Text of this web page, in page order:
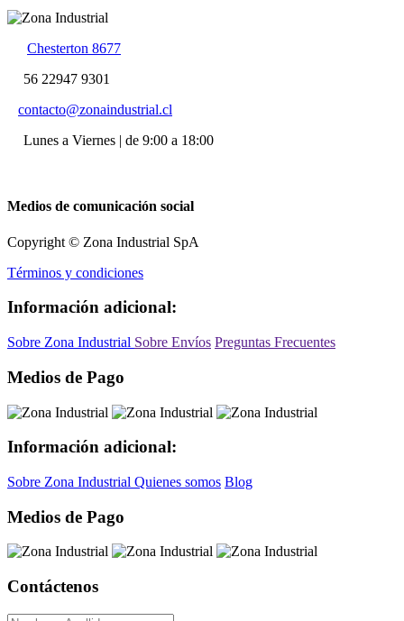
Chesterton 8677
56 22947 9301
contacto@zonaindustrial.cl
Lunes a Viernes | de 9:00 a 18:00
Medios de comunicación social
Copyright © Zona Industrial SpA
Términos y condiciones
Información adicional:
Sobre Zona Industrial Sobre Envíos Preguntas Frecuentes
Medios de Pago
Información adicional:
Sobre Zona Industrial Quienes somos Blog
Medios de Pago
Contáctenos